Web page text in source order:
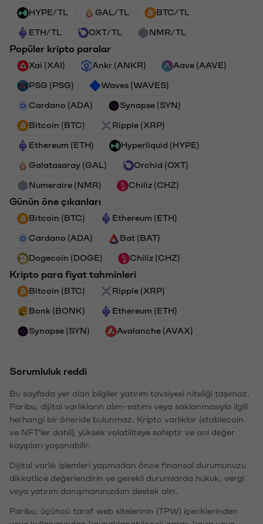
HYPE/TL GAL/TL BTC/TL
ETH/TL OXT/TL NMR/TL
Popüler kripto paralar
Xai (XAI) Ankr (ANKR) Aave (AAVE)
PSG (PSG) Waves (WAVES)
Cardano (ADA) Synapse (SYN)
Bitcoin (BTC) Ripple (XRP)
Ethereum (ETH) Hyperliquid (HYPE)
Galatasaray (GAL) Orchid (OXT)
Numeraire (NMR) Chiliz (CHZ)
Günün öne çıkanları
Bitcoin (BTC) Ethereum (ETH)
Cardano (ADA) Bat (BAT)
Dogecoin (DOGE) Chiliz (CHZ)
Kripto para fiyat tahminleri
Bitcoin (BTC) Ripple (XRP)
Bonk (BONK) Ethereum (ETH)
Synapse (SYN) Avalanche (AVAX)
Sorumluluk reddi
Bu sayfada yer alan bilgiler yatırım tavsiyesi niteliği taşımaz.
Paribu, dijital varlıkların alım-satımı veya saklanmasıyla ilgili
herhangi bir öneride bulunmaz. Kripto varlıklar (stablecoin
ve NFT'ler dahil), yüksek volatiliteye sahiptir ve ani değer
kayıpları yaşanabilir.
Dijital varlık işlemleri yapmadan önce finansal durumunuzu
dikkatlice değerlendirin ve gerekli durumlarda hukuk, vergi
veya yatırım danışmanınızdan destek alın.
Paribu, üçüncü taraf web sitelerinin (TPW) içeriklerinden